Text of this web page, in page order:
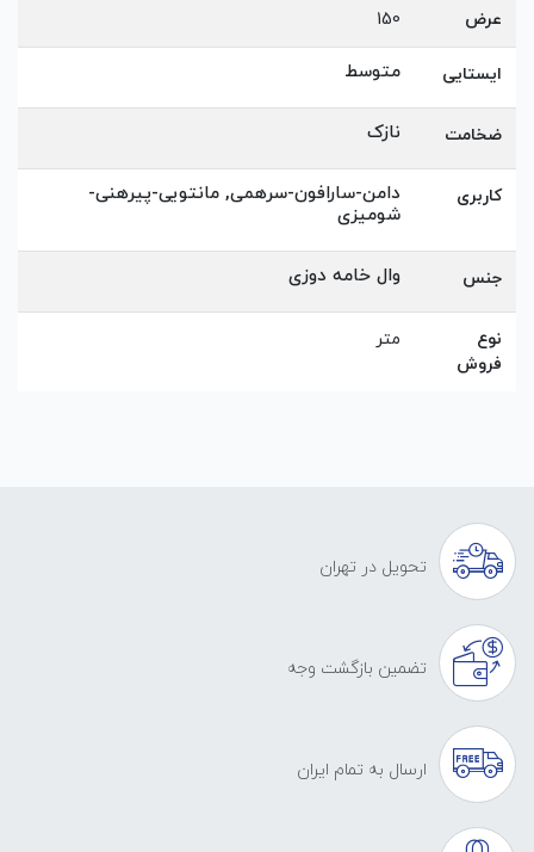
عرض 150
ایستایی متوسط
ضخامت نازک
کاربری
دامن-سارافون-سرهمی, مانتویی-پیرهنی-
شومیزی
جنس وال خامه دوزی
نوع
فروش
متر
تحویل در تهران
تضمین بازگشت وجه
ارسال به تمام ایران